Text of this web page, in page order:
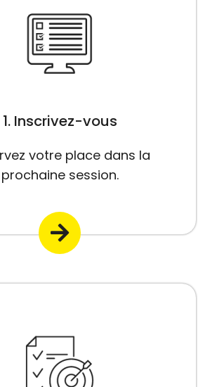
1. Inscrivez-vous
votre place dans la
prochaine session.